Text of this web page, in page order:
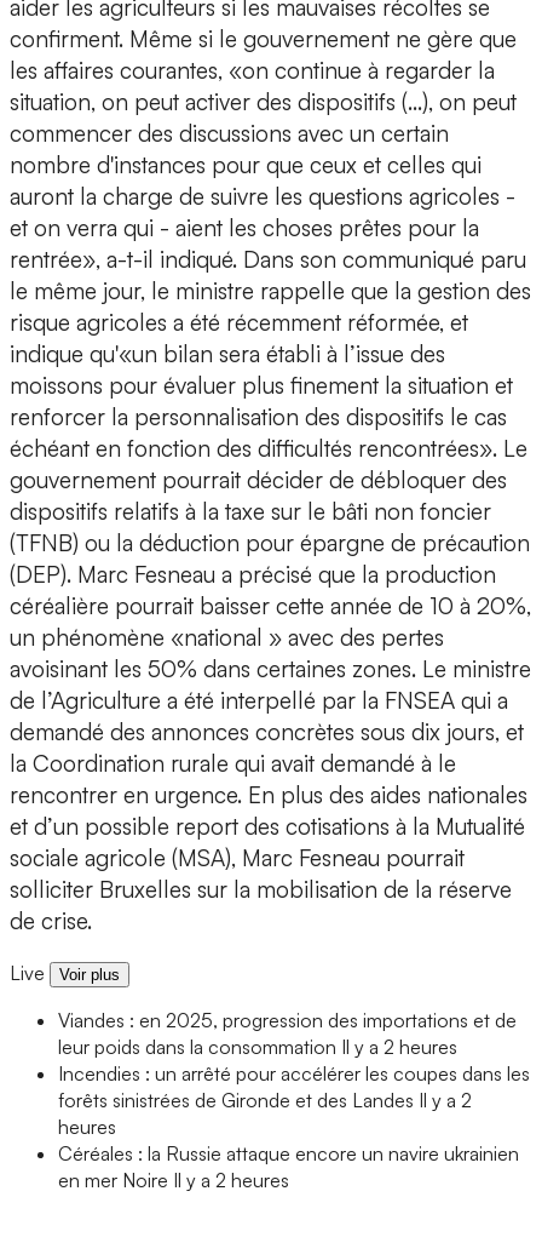
aider les agriculteurs si les mauvaises récoltes se
confirment. Même si le gouvernement ne gère que
les affaires courantes, «on continue à regarder la
situation, on peut activer des dispositifs (...), on peut
commencer des discussions avec un certain
nombre d'instances pour que ceux et celles qui
auront la charge de suivre les questions agricoles -
et on verra qui - aient les choses prêtes pour la
rentrée», a-t-il indiqué. Dans son communiqué paru
le même jour, le ministre rappelle que la gestion des
risque agricoles a été récemment réformée, et
indique qu'«un bilan sera établi à l’issue des
moissons pour évaluer plus finement la situation et
renforcer la personnalisation des dispositifs le cas
échéant en fonction des difficultés rencontrées». Le
gouvernement pourrait décider de débloquer des
dispositifs relatifs à la taxe sur le bâti non foncier
(TFNB) ou la déduction pour épargne de précaution
(DEP). Marc Fesneau a précisé que la production
céréalière pourrait baisser cette année de 10 à 20%,
un phénomène «national » avec des pertes
avoisinant les 50% dans certaines zones. Le ministre
de l’Agriculture a été interpellé par la FNSEA qui a
demandé des annonces concrètes sous dix jours, et
la Coordination rurale qui avait demandé à le
rencontrer en urgence. En plus des aides nationales
et d’un possible report des cotisations à la Mutualité
sociale agricole (MSA), Marc Fesneau pourrait
solliciter Bruxelles sur la mobilisation de la réserve
de crise.
Live Voir plus
Viandes : en 2025, progression des importations et de
leur poids dans la consommation Il y a 2 heures
Incendies : un arrêté pour accélérer les coupes dans les
forêts sinistrées de Gironde et des Landes Il y a 2
heures
Céréales : la Russie attaque encore un navire ukrainien
en mer Noire Il y a 2 heures